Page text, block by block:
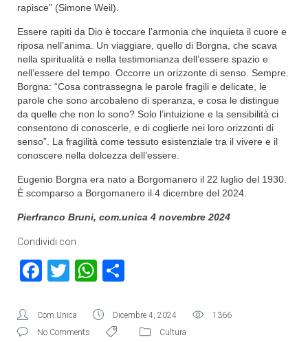
rapisce” (Simone Weil).
Essere rapiti da Dio è toccare l’armonia che inquieta il cuore e
riposa nell’anima. Un viaggiare, quello di Borgna, che scava
nella spiritualità e nella testimonianza dell’essere spazio e
nell’essere del tempo. Occorre un orizzonte di senso. Sempre.
Borgna: “Cosa contrassegna le parole fragili e delicate, le
parole che sono arcobaleno di speranza, e cosa le distingue
da quelle che non lo sono? Solo l’intuizione e la sensibilità ci
consentono di conoscerle, e di coglierle nei loro orizzonti di
senso”. La fragilità come tessuto esistenziale tra il vivere e il
conoscere nella dolcezza dell’essere.
Eugenio Borgna era nato a Borgomanero il 22 luglio del 1930.
È scomparso a Borgomanero il 4 dicembre del 2024.
Pierfranco Bruni, com.unica 4 novembre 2024
Condividi con
Facebook
TwitterWhatsApp
Com.Unica Dicembre 4, 2024
1366
No Comments
Cultura